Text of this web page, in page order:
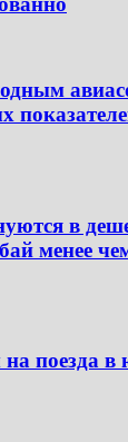
в
менее
поезда